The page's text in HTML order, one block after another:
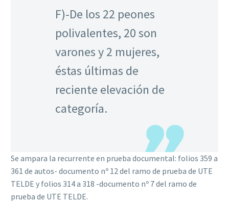
F)-De los 22 peones
polivalentes, 20 son
varones y 2 mujeres,
éstas últimas de
reciente elevación de
categoría.
Se ampara la recurrente en prueba documental: folios 359 a
361 de autos- documento nº 12 del ramo de prueba de UTE
TELDE y folios 314 a 318 -documento nº 7 del ramo de
prueba de UTE TELDE.